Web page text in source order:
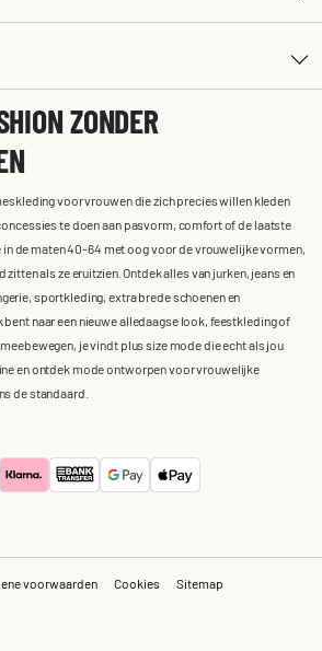
ZONDER
voor vrouwen die zich precies willen kleden
te doen aan pasvorm, comfort of de laatste
de maten 40-64 met oog voor de vrouwelijke vormen,
als ze eruitzien. Ontdek alles van jurken, jeans en
sportkleding, extra brede schoenen en
bent naar een nieuwe alledaagse look, feestkleding of
je vindt plus size mode die echt als jou
en ontdek mode ontworpen voor vrouwelijke
de standaard.
voorwaarden Cookies Sitemap